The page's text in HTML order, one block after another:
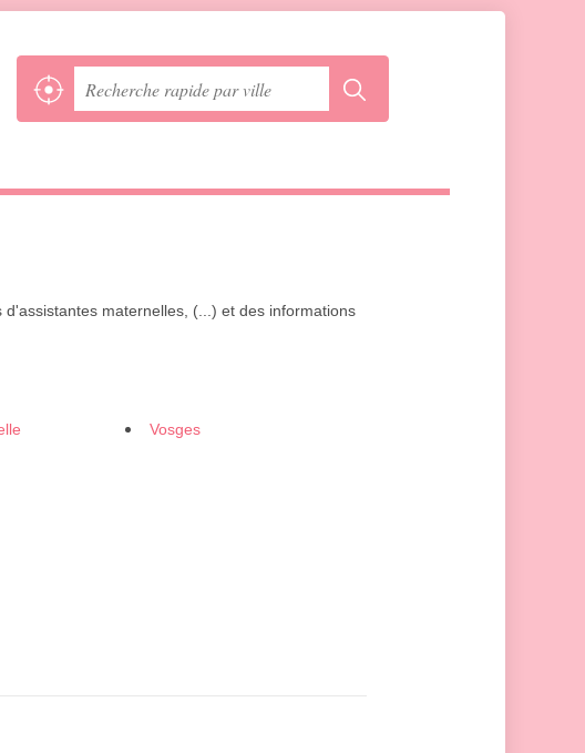
maternelles, (...) et des informations
Vosges